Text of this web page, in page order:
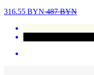
316.55 BYN487BYN